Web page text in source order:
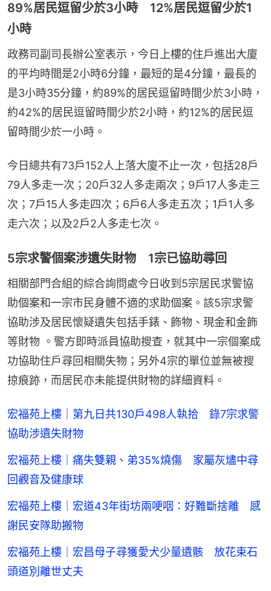
89%居民逗留少於3小時 12%居民逗留少於1
小時
政務司副司長辦公室表示，今日上樓的住戶進出大廈
的平均時間是2小時6分鐘，最短的是4分鐘，最長的
是3小時35分鐘，約89%的居民逗留時間少於3小時，
約42%的居民逗留時間少於2小時，約12%的居民逗
留時間少於一小時。
今日總共有73戶152人上落大廈不止一次，包括28戶
79人多走一次；20戶32人多走兩次；9戶17人多走三
次；7戶15人多走四次；6戶6人多走五次；1戶1人多
走六次；以及2戶2人多走七次。
5宗求警個案涉遺失財物 1宗已協助尋回
相關部門合組的綜合詢問處今日收到5宗居民求警協
助個案和一宗市民身體不適的求助個案。該5宗求警
協助涉及居民懷疑遺失包括手錶、飾物、現金和金飾
等財物 。警方即時派員協助搜查，就其中一宗個案成
功協助住戶尋回相關失物；另外4宗的單位並無被搜
掠痕跡，而居民亦未能提供財物的詳細資料。
宏福苑上樓｜第九日共130戶498人執拾 錄7宗求警
協助涉遺失財物
宏福苑上樓｜痛失雙親、弟35%燒傷 家屬灰燼中尋
回觀音及健康球
宏福苑上樓｜宏道43年街坊兩哽咽：好難斷捨離 感
謝民安隊助搬物
宏福苑上樓｜宏昌母子尋獲愛犬少量遺骸 放花束石
頭道別離世丈夫